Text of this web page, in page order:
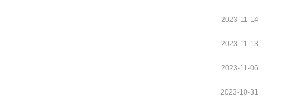
2023-11-14
2023-11-13
2023-11-06
2023-10-31